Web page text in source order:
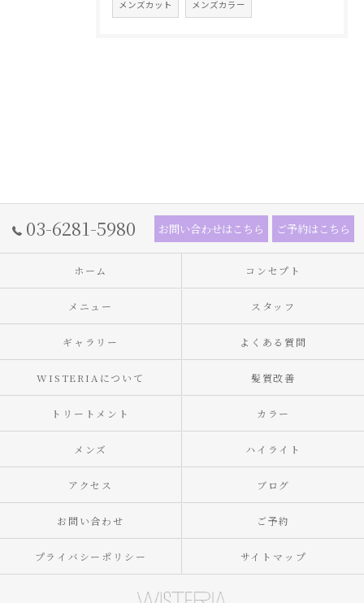
メンズカット メンズカラー
03-6281-5980 お問い合わせはこちら ご予約はこちら
ホーム コンセプト
メニュー スタッフ
ギャラリー よくある質問
WISTERIAについて 髪質改善
トリートメント カラー
メンズ ハイライト
アクセス ブログ
お問い合わせ ご予約
プライバシーポリシー サイトマップ